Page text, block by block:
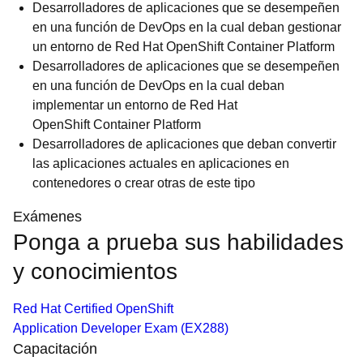
Desarrolladores de aplicaciones que se desempeñen
en una función de DevOps en la cual deban gestionar
un entorno de Red Hat OpenShift Container Platform
Desarrolladores de aplicaciones que se desempeñen
en una función de DevOps en la cual deban
implementar un entorno de Red Hat
OpenShift Container Platform
Desarrolladores de aplicaciones que deban convertir
las aplicaciones actuales en aplicaciones en
contenedores o crear otras de este tipo
Exámenes
Ponga a prueba sus habilidades
y conocimientos
Red Hat Certified OpenShift
Application Developer Exam (EX288)
Capacitación